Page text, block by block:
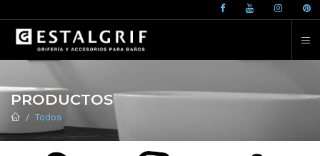
PRODUCTOS
Todos